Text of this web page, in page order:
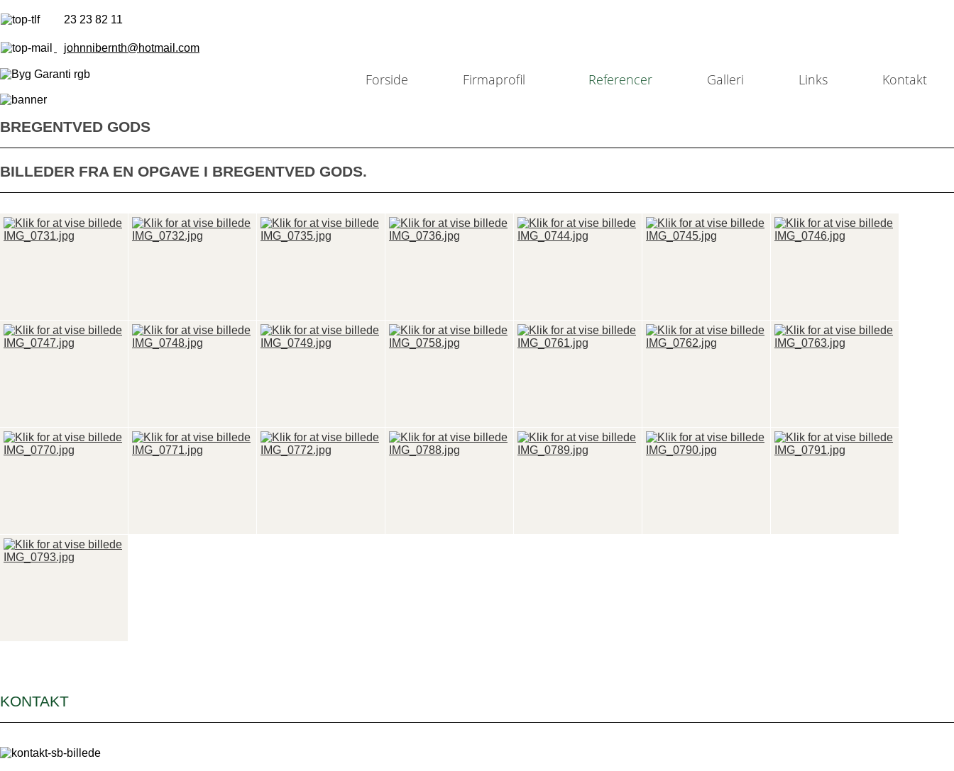
23 23 82 11
johnnibernth@hotmail.com
Forside Firmaprofil Referencer Galleri Links Kontakt
BREGENTVED GODS
BILLEDER FRA EN OPGAVE I BREGENTVED GODS.
KONTAKT